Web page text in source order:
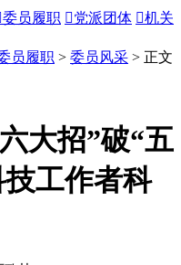
委员履职 党派团体 机关
员履职 > 委员风采 > 正文
大招”破“五
工作者科